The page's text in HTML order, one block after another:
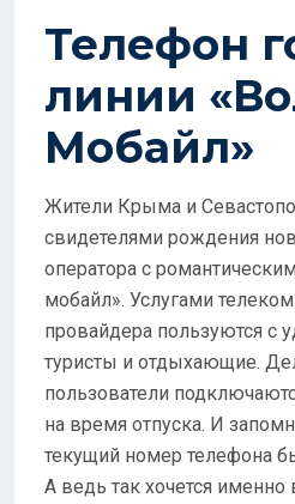
Телефон
линии
Мобайл»
Жители Крыма и
свидетелями рождения
оператора с
мобайл». Услугами
провайдера пользуются с
туристы и отдыхающие.
пользователи
на время отпуска. И
текущий номер телефона
А ведь так хочется именно